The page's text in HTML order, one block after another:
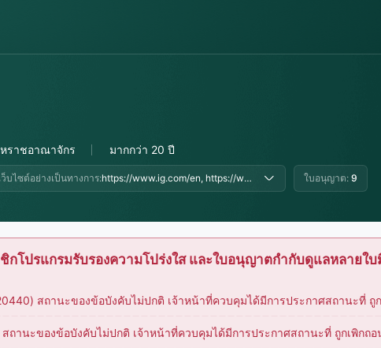
ราชอาณาจักร มากกว่า 20 ปี
ว็บไซต์อย่างเป็นทางการ: https://www.ig.com/en, https://www.ig.com/uk, https://www.ig.com/au ใบอนุญาต: 9
โปรแกรมรับรองความโปร่งใส และใบอนุญาตกำกับดูแลหลายใ
สถานะของข้อบังคับไม่ปกติ เจ้าหน้าที่ควบคุมได้มีการประกาศสถานะที่ ถู
านะของข้อบังคับไม่ปกติ เจ้าหน้าที่ควบคุมได้มีการประกาศสถานะที่ ถูกเพิกถ